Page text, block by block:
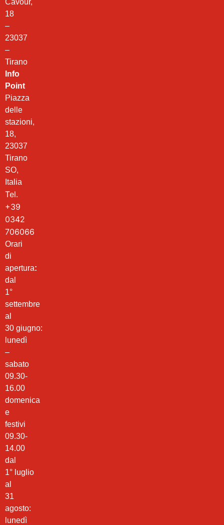
18
–
23037
–
Tirano
Info
Point
Piazza
delle
stazioni,
18,
23037
Tirano
SO,
Italia
Tel.
+39
0342
706066
Orari
di
apertura:
dal
1°
settembre
al
30 giugno:
lunedì
–
sabato
09.30-
16.00
domenica
e
festivi
09.30-
14.00
dal
1° luglio
al
31
agosto:
lunedì